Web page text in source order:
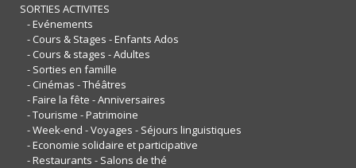
SORTIES ACTIVITES
- Evénements
- Cours & Stages - Enfants Ados
- Cours & stages - Adultes
- Sorties en famille
- Cinémas - Théâtres
- Faire la fête - Anniversaires
- Tourisme - Patrimoine
- Week-end - Voyages - Séjours linguistiques
- Economie solidaire et participative
- Restaurants - Salons de thé